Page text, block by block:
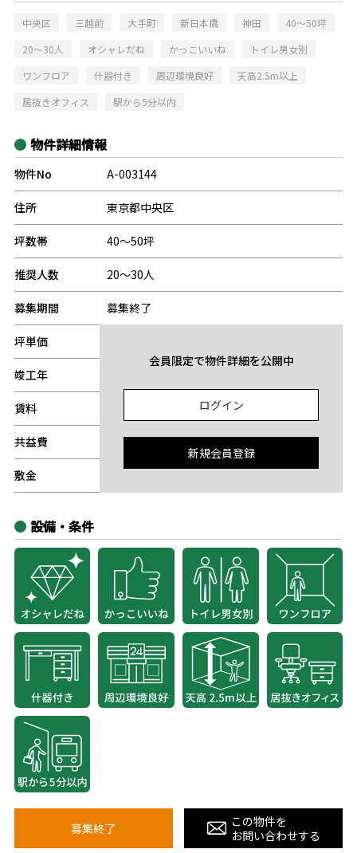
中央区 三越前 大手町 新日本橋 神田
40～50坪
20～30人
オシャレだね かっこいいね
トイレ男女別
ワンフロア
什器付き 周辺環境良好
天高2.5m以上
居抜きオフィス
駅から5分以内
物件詳細情報
物件No A-003144
住所 東京都中央区
坪数帯 40～50坪
推奨人数 20～30人
募集期間 募集終了
坪単価
竣工年
賃料
共益費
敷金
会員限定で物件詳細を公開中
ログイン
新規会員登録
設備・条件
募集終了
この物件を
お問い合わせする